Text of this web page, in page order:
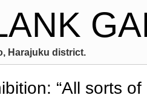
Harajuku district.
“All sorts of